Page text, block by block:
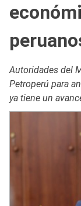
Autoridades del
Petroperú para
ya tiene un